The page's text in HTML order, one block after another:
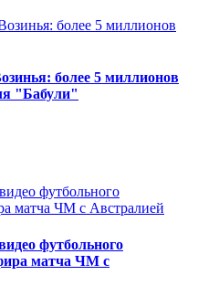
более 5 миллионов
"Бабули"
футбольного
матча ЧМ с